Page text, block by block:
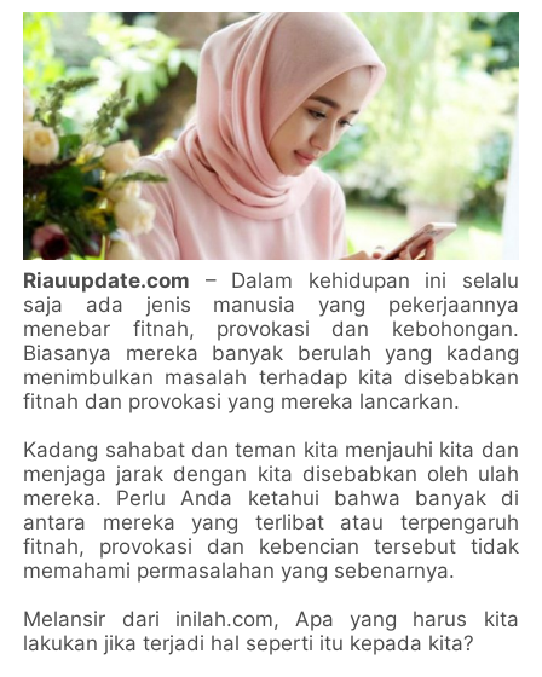
Riauupdate.com – Dalam kehidupan ini selalu
saja ada jenis manusia yang pekerjaannya
menebar fitnah, provokasi dan kebohongan.
Biasanya mereka banyak berulah yang kadang
menimbulkan masalah terhadap kita disebabkan
fitnah dan provokasi yang mereka lancarkan.
Kadang sahabat dan teman kita menjauhi kita dan
menjaga jarak dengan kita disebabkan oleh ulah
mereka. Perlu Anda ketahui bahwa banyak di
antara mereka yang terlibat atau terpengaruh
fitnah, provokasi dan kebencian tersebut tidak
memahami permasalahan yang sebenarnya.
Melansir dari inilah.com, Apa yang harus kita
lakukan jika terjadi hal seperti itu kepada kita?